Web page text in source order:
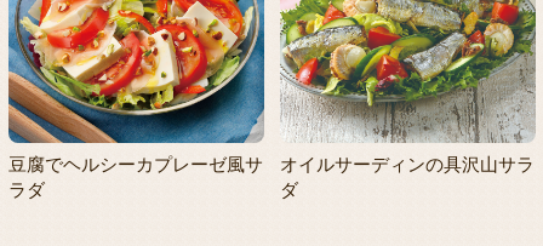
豆腐でヘルシーカプレーゼ風サ
ラダ
オイルサーディンの具沢山サラ
ダ